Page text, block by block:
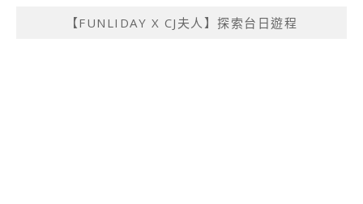
【FUNLIDAY X CJ夫人】探索台日遊程